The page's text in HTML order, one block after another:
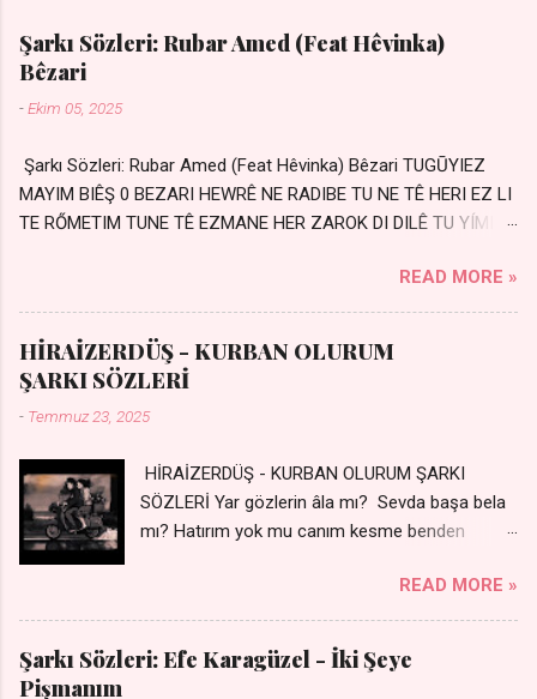
Şarkı Sözleri: Rubar Amed (Feat Hêvinka)
Bêzari
-Ekim 05, 2025
Şarkı Sözleri: Rubar Amed (Feat Hêvinka) Bêzari TUGŪYIEZ
MAYIM BIÊŞ 0 BEZARI HEWRÊ NE RADIBE TU NE TÊ HERI EZ LI
TE RŐMETIM TUNE TÊ EZMANE HER ZAROK DI DILÊ TU YÍMIN
Silinmis yarıda. Hasretin yel gibi Eser yar içimden Bir kıza sevdalı
Yaralı adamım. Sensizlik bir hançer Geceler susmuyor Yaralı
kalbimde Bir sızı durmuyor Tu yi bihare min Ez ji payizim Li
dile şevên min Teng e nefes im Adını sayıklar Uykusuz
geceler Sensiz her sabahım Sessiz ve kederli
READ MORE »
HİRAİZERDÜŞ - KURBAN OLURUM
ŞARKI SÖZLERİ
- Temmuz 23, 2025
HİRAİZERDÜŞ - KURBAN OLURUM ŞARKI
SÖZLERİ Yar gözlerin âla mı? Sevda başa bela
mı? Hatırım yok mu canım kesme benden
dünyayı durdururum Ben sana yoldaş olurum
kurban olurum.. - Sen gülümse bi yol bulurum
Yaslanırsan dağ olurum Ben sana sevda olurum
kurban olurum Can canım cananım Yar gözlerin
READ MORE »
Şarkı Sözleri: Efe Karagüzel - İki Şeye
Pişmanım